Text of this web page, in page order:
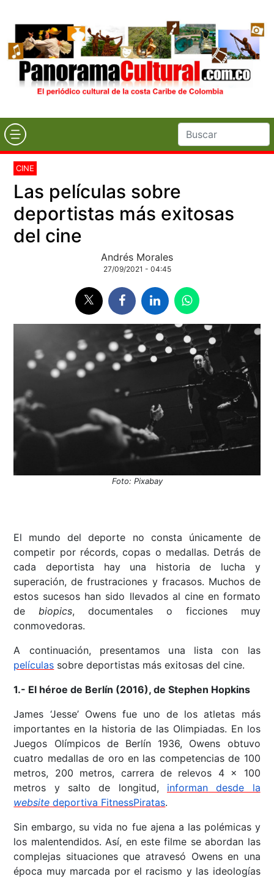
CINE
Las películas sobre
deportistas más exitosas
del cine
Andrés Morales
27/09/2021 - 04:45
Foto: Pixabay
El mundo del deporte no consta únicamente de
competir por récords, copas o medallas. Detrás de
cada deportista hay una historia de lucha y
superación, de frustraciones y fracasos. Muchos de
estos sucesos han sido llevados al cine en formato
debiopics, documentales o ficciones muy
conmovedoras.
A continuación, presentamos una lista con las
películas sobre deportistas más exitosas del cine.
1.- El héroe de Berlín (2016), de Stephen Hopkins
James ‘Jesse’ Owens fue uno de los atletas más
importantes en la historia de las Olimpiadas. En los
Juegos Olímpicos de Berlín 1936, Owens obtuvo
cuatro medallas de oro en las competencias de 100
metros, 200 metros, carrera de relevos 4 x 100
metros y salto de longitud, informan desde la
website deportiva FitnessPiratas.
Sin embargo, su vida no fue ajena a las polémicas y
los malentendidos. Así, en este filme se abordan las
complejas situaciones que atravesó Owens en una
época muy marcada por el racismo y las ideologías